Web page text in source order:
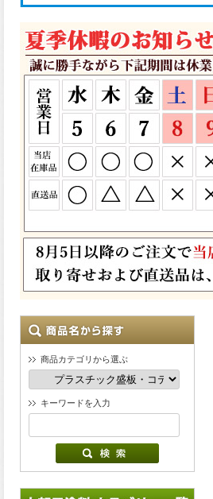
商品カテゴリから選ぶ
キーワードを入力